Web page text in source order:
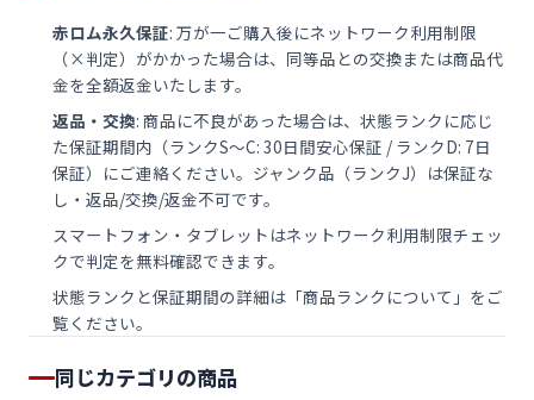
赤ロム永久保証: 万が一ご購入後にネットワーク利用制限
（×判定）がかかった場合は、同等品との交換または商品代
金を全額返金いたします。
返品・交換: 商品に不良があった場合は、状態ランクに応じ
た保証期間内（ランクS〜C: 30日間安心保証 / ランクD: 7日
保証）にご連絡ください。ジャンク品（ランクJ）は保証な
し・返品/交換/返金不可です。
スマートフォン・タブレットはネットワーク利用制限チェッ
クで判定を無料確認できます。
状態ランクと保証期間の詳細は「商品ランクについて 」をご
覧ください。
同じカテゴリの商品